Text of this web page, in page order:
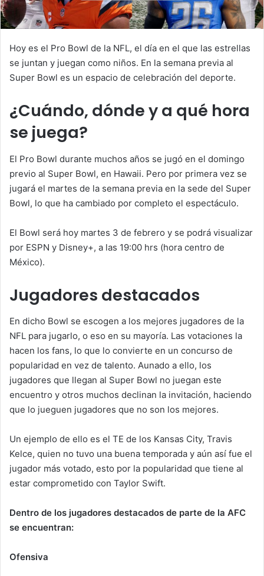
Hoy es el Pro Bowl de la NFL, el día en el que las estrellas
se juntan y juegan como niños. En la semana previa al
Super Bowl es un espacio de celebración del deporte.
¿Cuándo, dónde y a qué hora
se juega?
El Pro Bowl durante muchos años se jugó en el domingo
previo al Super Bowl, en Hawaii. Pero por primera vez se
jugará el martes de la semana previa en la sede del Super
Bowl, lo que ha cambiado por completo el espectáculo.
El Bowl será hoy martes 3 de febrero y se podrá visualizar
por ESPN y Disney+, a las 19:00 hrs (hora centro de
México).
Jugadores destacados
En dicho Bowl se escogen a los mejores jugadores de la
NFL para jugarlo, o eso en su mayoría. Las votaciones la
hacen los fans, lo que lo convierte en un concurso de
popularidad en vez de talento. Aunado a ello, los
jugadores que llegan al Super Bowl no juegan este
encuentro y otros muchos declinan la invitación, haciendo
que lo jueguen jugadores que no son los mejores.
Un ejemplo de ello es el TE de los Kansas City, Travis
Kelce, quien no tuvo una buena temporada y aún así fue el
jugador más votado, esto por la popularidad que tiene al
estar comprometido con Taylor Swift.
Dentro de los jugadores destacados de parte de la AFC
se encuentran:
Ofensiva